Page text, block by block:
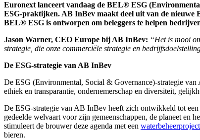
Euronext lanceert vandaag de BEL® ESG
ESG-praktijken. AB InBev maakt deel uit van de nieuwe
BEL® ESG is ontworpen om beleggers te helpen
Jason Warner, CEO Europe bij AB InBev: “Het is mooi
strategie, die onze commerciële strategie en
De ESG-strategie van AB InBev
De ESG (Environmental, Social & Governance)-strategie
ethiek en transparantie, ondernemerschap en diversiteit,
De ESG-strategie van AB InBev heeft zich ontwikkeld tot
gedeelde welvaart voor zijn gemeenschappen, de planeet
stimuleert de brouwer deze agenda met een waterbeheerproject
bieren.